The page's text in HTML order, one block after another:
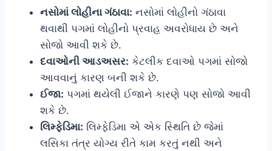
નસોમાં લોહીના ગંઠાવા: નસોમાં લોહીનો ગંઠાવા
થવાથી પગમાં લોહીનો પ્રવાહ અવરોધાય છે અને
સોજો આવી શકે છે.
દવાઓની આડઅસર: કેટલીક દવાઓ પગમાં સોજો
આવવાનું કારણ બની શકે છે.
ઈજા: પગમાં થયેલી ઈજાને કારણે પણ સોજો આવી
શકે છે.
લિમ્ફેડિમા: લિમ્ફેડિમા એ એક સ્થિતિ છે જેમાં
લસિકા તંત્ર યોગ્ય રીતે કામ કરતું નથી અને